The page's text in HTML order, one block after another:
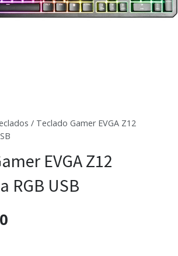
/ Teclado Gamer EVGA Z12
EVGA Z12
RGB USB